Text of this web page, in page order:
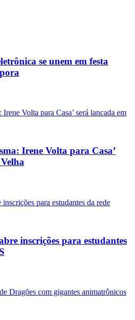
se unem em festa
Irene Volta para Casa’
inscrições para estudantes